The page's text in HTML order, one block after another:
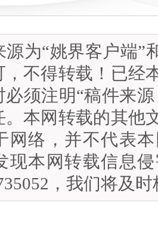
源为“姚界客户端”
，不得转载！已经
须注明“稿件来
本网转载的其他
网络，并不代表
现本网转载信息
，我们将及